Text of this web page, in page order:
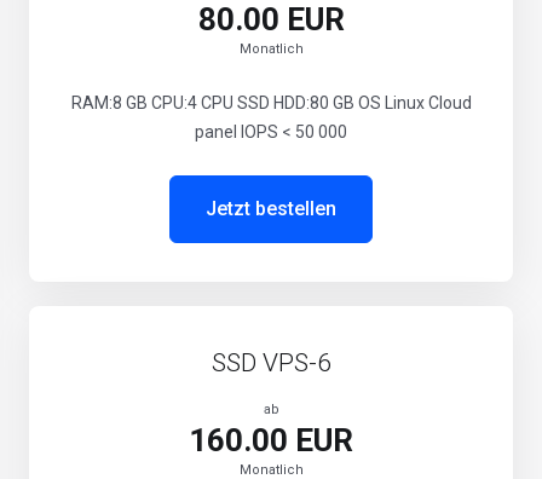
80.00 EUR
Monatlich
RAM:8 GB CPU:4 CPU SSD HDD:80 GB OS Linux Cloud
panel IOPS < 50 000
Jetzt bestellen
SSD VPS-6
ab
160.00 EUR
Monatlich